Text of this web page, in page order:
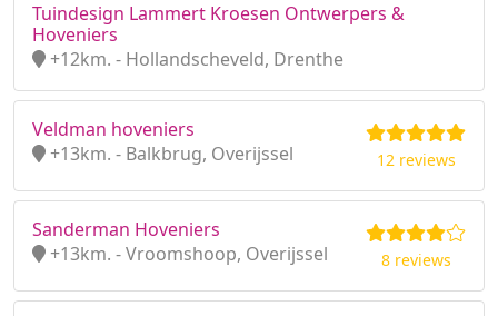
Tuindesign Lammert Kroesen Ontwerpers &
Hoveniers
+12km. - Hollandscheveld, Drenthe
Veldman hoveniers
+13km. - Balkbrug, Overijssel
12 reviews
Sanderman Hoveniers
+13km. - Vroomshoop, Overijssel
8 reviews